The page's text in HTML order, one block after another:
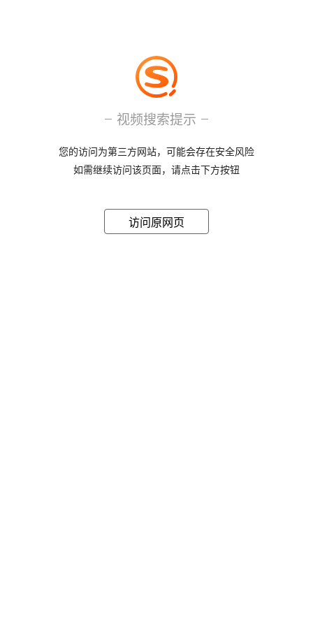
视频搜索提示
您的访问为第三方网站，可能会存在安全风险
如需继续访问该页面，请点击下方按钮
访问原网页